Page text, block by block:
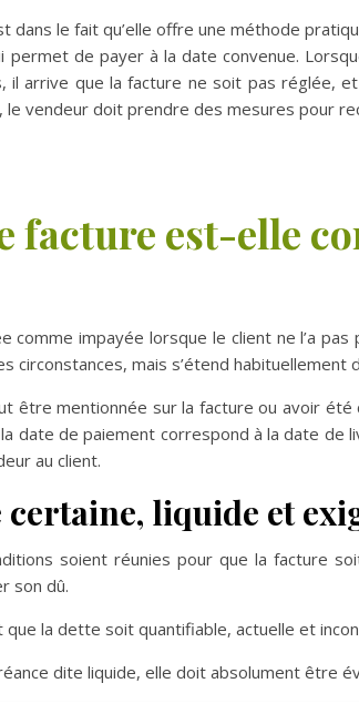
dans le fait qu’elle offre une méthode
permet de payer à la date convenue.
il arrive que la facture ne soit pas réglée,
le vendeur doit prendre des mesures pour
facture est-elle
comme impayée lorsque le client ne l’a pas
circonstances, mais s’étend habituellement
être mentionnée sur la facture ou avoir été
date de paiement correspond à la date de
au client.
certaine, liquide et
soient réunies pour que la facture
son dû.
la dette soit quantifiable, actuelle et
dite liquide, elle doit absolument être